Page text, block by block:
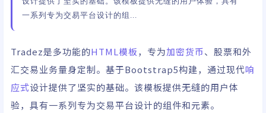
一系列专为交易平台设计的组...
Tradez是多功能的HTML模板，专为加密货币、股票和外
汇交易业务量身定制。基于Bootstrap5构建，通过现代响
应式设计提供了坚实的基础。该模板提供无缝的用户体
验，具有一系列专为交易平台设计的组件和元素。